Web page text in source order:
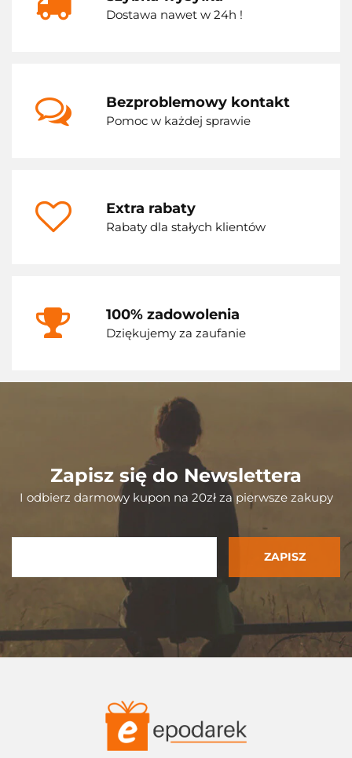
Dostawa nawet w 24h !
Bezproblemowy kontakt
Pomoc w każdej sprawie
Extra rabaty
Rabaty dla stałych klientów
100% zadowolenia
Dziękujemy za zaufanie
Zapisz się do Newslettera
I odbierz darmowy kupon na 20zł za pierwsze zakupy